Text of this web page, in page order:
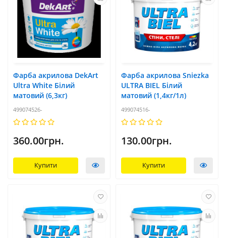
Фарба акрилова DekArt
Ultra White Білий
матовий (6,3кг)
499074526-
360.00грн.
Купити
Фарба акрилова Sniezka
ULTRA BIEL Білий
матовий (1,4кг/1л)
499074516-
130.00грн.
Купити